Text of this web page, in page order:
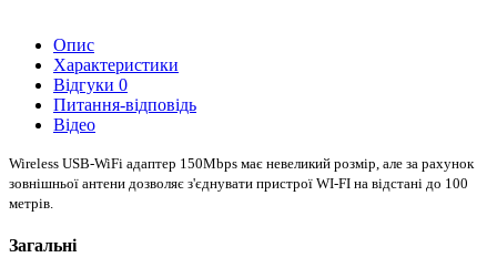
Опис
Характеристики
Відгуки 0
Питання-відповідь
Відео
Wireless USB-WiFi адаптер 150Mbps має невеликий розмір, але за рахунок
зовнішньої антени дозволяє з'єднувати пристрої WI-FI на відстані до 100
метрів.
Загальні